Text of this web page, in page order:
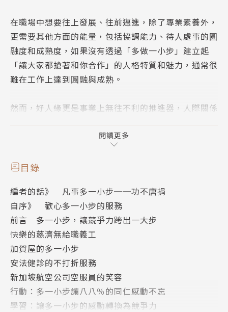
在職場中想要往上發展、往前邁進，除了專業素養外，
更需要其他方面的能量，包括協調能力、待人處事的圓
融度和成熟度，如果沒有透過「多做一小步」建立起
「讓大家都搶著和你合作」的人格特質和魅力，通常很
難在工作上達到圓融與成熟。
然而，好人緣更是事業上無往不利的推進器，人際關係
就。「多一小步」可能只是一個小動作，來自於用心、
講究細節的關鍵一小步，不需要什麼大學問，有時也不
必多花錢。這種「永遠要比別人要求或期待的再多做一
人士的思維精髓。
「多一小步」背後所代表的不只是你的態度和價值觀，
也是觸動人們心靈的不二關鍵。這發自於內心的隱形競
爭力，將是你在職場衝刺的最大利器！
作者簡介
閱讀更多
目錄
編者的話》 凡事多一小步──功不唐捐
自序》 歡心多一小步的服務
前言 多一小步，讓競爭力跨出一大步
快樂的慈濟無給職義工
加賀屋的多一小步
安法健診的不打折服務
新加坡航空公司空服員的笑容
行動：多一小步讓八八％的同仁感動不忘
學習：讓多一小步的感動轉換為競爭力